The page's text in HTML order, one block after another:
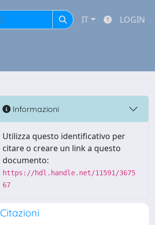
IT LOGIN
Informazioni
Utilizza questo identificativo per
citare o creare un link a questo
documento:
https://hdl.handle.net/11591/3675
67
Citazioni